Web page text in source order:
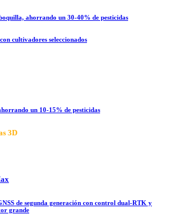
ahorrando un 30-40% de pesticidas
cultivadores seleccionados
un 10-15% de pesticidas
3D
de segunda generación con control dual-RTK y
grande